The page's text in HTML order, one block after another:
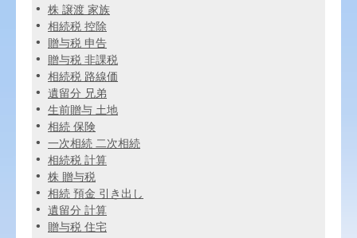
株 譲渡 家族
相続税 控除
贈与税 申告
贈与税 非課税
相続税 路線価
遺留分 兄弟
生前贈与 土地
相続 保険
一次相続 二次相続
相続税 計算
株 贈与税
相続 預金 引き出し
遺留分 計算
贈与税 住宅